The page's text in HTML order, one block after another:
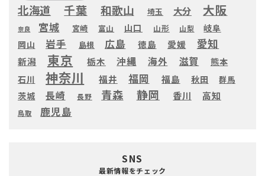
北海道 千葉 和歌山 埼玉 大分 大阪
奈良 宮城 宮崎 富山 山口 山形 山梨
岐阜
岡山
岩手 島根 広島 徳島 愛媛 愛知
新潟 東京 栃木 沖縄 海外 滋賀
熊本
石川
神奈川 福井 福岡 福島 秋田 群馬
茨城 長崎 長野 青森 静岡 香川 高知
鳥取 鹿児島
SNS
最新情報をチェック